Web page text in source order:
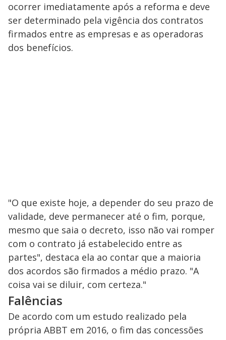
ocorrer imediatamente após a reforma e deve
ser determinado pela vigência dos contratos
firmados entre as empresas e as operadoras
dos benefícios.
"O que existe hoje, a depender do seu prazo de
validade, deve permanecer até o fim, porque,
mesmo que saia o decreto, isso não vai romper
com o contrato já estabelecido entre as
partes", destaca ela ao contar que a maioria
dos acordos são firmados a médio prazo. "A
coisa vai se diluir, com certeza."
Falências
De acordo com um estudo realizado pela
própria ABBT em 2016, o fim das concessões